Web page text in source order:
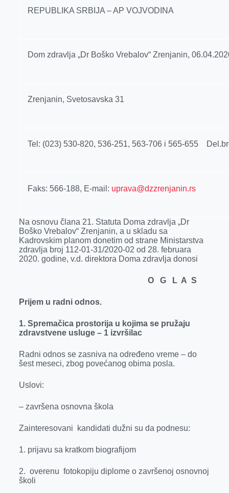
r
REPUBLIKA SRBIJA – AP VOJVODINA
Dom zdravlja „Dr Boško Vrebalov“ Zrenjanin,
Zrenjanin, Svetosavska 31
Tel: (023) 530-820, 536-251, 563-706 i 565-655
Faks: 566-188, E-mail: uprava@dzzrenjanin.rs
Na osnovu člana 21. Statuta Doma zdravlja „Dr
Boško Vrebalov“ Zrenjanin, a u skladu sa
Kadrovskim planom donetim od strane Ministarstva
zdravlja broj 112-01-31/2020-02 od 28. februara
2020. godine, v.d. direktora Doma zdravlja donosi
O G L A S
Prijem u radni odnos.
1. Spremačica prostorija u kojima se pružaju
zdravstvene usluge – 1 izvršilac
Radni odnos se zasniva na određeno vreme – do
šest meseci, zbog povećanog obima posla.
Uslovi:
– završena osnovna škola
Zainteresovani kandidati dužni su da podnesu:
1. prijavu sa kratkom biografijom
2. overenu fotokopiju diplome o završenoj osnovnoj
školi